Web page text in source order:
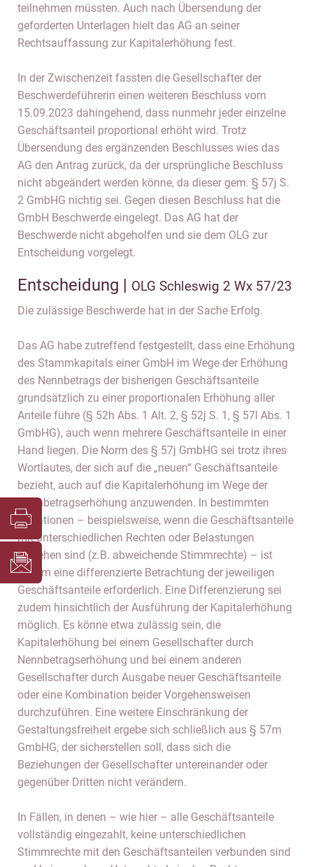
teilnehmen müssten. Auch nach Übersendung der
geforderten Unterlagen hielt das AG an seiner
Rechtsauffassung zur Kapitalerhöhung fest.
In der Zwischenzeit fassten die Gesellschafter der
Beschwerdeführerin einen weiteren Beschluss vom
15.09.2023 dahingehend, dass nunmehr jeder einzelne
Geschäftsanteil proportional erhöht wird. Trotz
Übersendung des ergänzenden Beschlusses wies das
AG den Antrag zurück, da der ursprüngliche Beschluss
nicht abgeändert werden könne, da dieser gem. § 57j S.
2 GmbHG nichtig sei. Gegen diesen Beschluss hat die
GmbH Beschwerde eingelegt. Das AG hat der
Beschwerde nicht abgeholfen und sie dem OLG zur
Entscheidung vorgelegt.
Entscheidung | OLG Schleswig 2 Wx 57/23
Die zulässige Beschwerde hat in der Sache Erfolg.
Das AG habe zutreffend festgestellt, dass eine Erhöhung
des Stammkapitals einer GmbH im Wege der Erhöhung
des Nennbetrags der bisherigen Geschäftsanteile
grundsätzlich zu einer proportionalen Erhöhung aller
Anteile führe (§ 52h Abs. 1 Alt. 2, § 52j S. 1, § 57l Abs. 1
GmbHG), auch wenn mehrere Geschäftsanteile in einer
Hand liegen. Die Norm des § 57j GmbHG sei trotz ihres
Wortlautes, der sich auf die „neuen“ Geschäftsanteile
bezieht, auch auf die Kapitalerhöhung im Wege der
Nennbetragserhöhung anzuwenden. In bestimmten
Situationen – beispielsweise, wenn die Geschäftsanteile
mit unterschiedlichen Rechten oder Belastungen
versehen sind (z.B. abweichende Stimmrechte) – ist
zudem eine differenzierte Betrachtung der jeweiligen
Geschäftsanteile erforderlich. Eine Differenzierung sei
zudem hinsichtlich der Ausführung der Kapitalerhöhung
möglich. Es könne etwa zulässig sein, die
Kapitalerhöhung bei einem Gesellschafter durch
Nennbetragserhöhung und bei einem anderen
Gesellschafter durch Ausgabe neuer Geschäftsanteile
oder eine Kombination beider Vorgehensweisen
durchzuführen. Eine weitere Einschränkung der
Gestaltungsfreiheit ergebe sich schließlich aus § 57m
GmbHG, der sicherstellen soll, dass sich die
Beziehungen der Gesellschafter untereinander oder
gegenüber Dritten nicht verändern.
In Fällen, in denen – wie hier – alle Geschäftsanteile
vollständig eingezahlt, keine unterschiedlichen
Stimmrechte mit den Geschäftsanteilen verbunden sind